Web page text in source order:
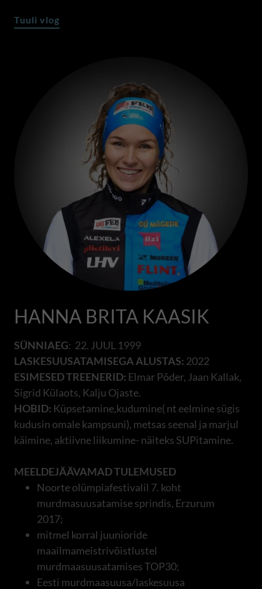
Tuuli vlog
HANNA BRITA KAASIK
SÜNNIAEG: 22. JUUL 1999
LASKESUUSATAMISEGA ALUSTAS: 2022
ESIMESED TREENERID: Elmar Põder, Jaan Kallak,
Sigrid Külaots, Kalju Ojaste.
HOBID: Küpsetamine,kudumine( nt eelmine sügis
kudusin omale kampsuni), metsas seenal ja marjul
käimine, aktiivne liikumine- näiteks SUPitamine.
MEELDEJÄÄVAMAD TULEMUSED
Noorte olümpiafestivalil 7. koht
murdmasuusatamise sprindis, Erzurum
2017;
mitmel korral juunioride
maailmameistrivõistlustel
murdmaasuusatamises TOP30;
Eesti murdmaasuusa/laskesuusa